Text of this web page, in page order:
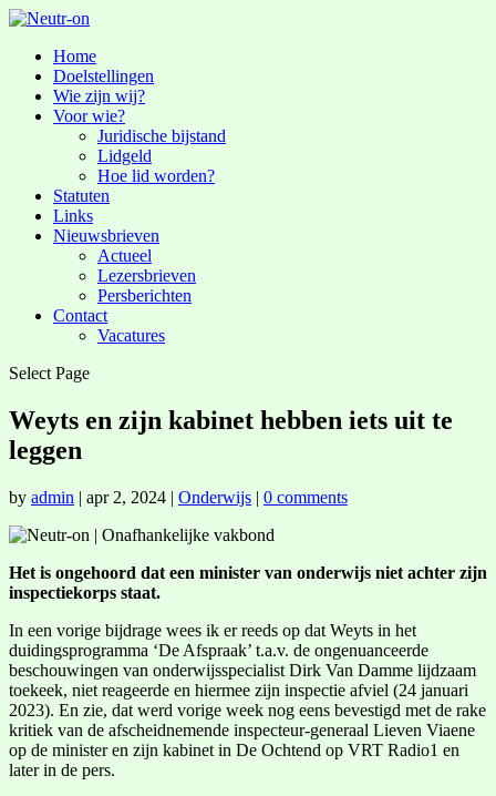
Home
Doelstellingen
Wie zijn wij?
Voor wie?
Juridische bijstand
Lidgeld
Hoe lid worden?
Statuten
Links
Nieuwsbrieven
Actueel
Lezersbrieven
Persberichten
Contact
Vacatures
Select Page
Weyts en zijn kabinet hebben iets uit te
leggen
by admin | apr 2, 2024 | Onderwijs | 0 comments
Het is ongehoord dat een minister van onderwijs niet achter zijn
inspectiekorps staat.
In een vorige bijdrage wees ik er reeds op dat Weyts in het
duidingsprogramma ‘De Afspraak’ t.a.v. de ongenuanceerde
beschouwingen van onderwijsspecialist Dirk Van Damme lijdzaam
toekeek, niet reageerde en hiermee zijn inspectie afviel (24 januari
2023). En zie, dat werd vorige week nog eens bevestigd met de rake
kritiek van de afscheidnemende inspecteur-generaal Lieven Viaene
op de minister en zijn kabinet in De Ochtend op VRT Radio1 en
later in de pers.